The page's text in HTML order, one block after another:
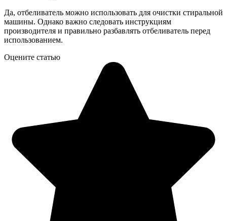
Да, отбеливатель можно использовать для очистки стиральной
машины. Однако важно следовать инструкциям
производителя и правильно разбавлять отбеливатель перед
использованием.
Оцените статью